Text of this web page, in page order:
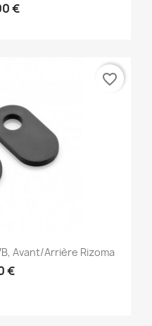
€
Avant/Arrière Rizoma
€
favorite_border